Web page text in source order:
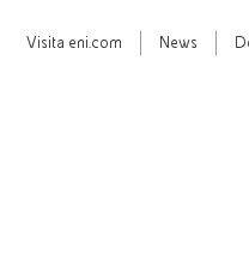
Visita eni.com News